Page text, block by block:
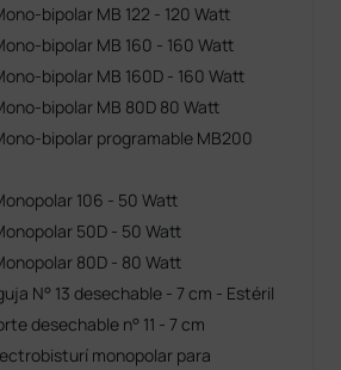
bipolar MB 122 - 120 Watt
bipolar MB 160 - 160 Watt
bipolar MB 160D - 160 Watt
bipolar MB 80D 80 Watt
bipolar programable MB200
106 - 50 Watt
50D - 50 Watt
80D - 80 Watt
N° 13 desechable - 7 cm - Estéril
desechable n° 11 - 7 cm
monopolar para